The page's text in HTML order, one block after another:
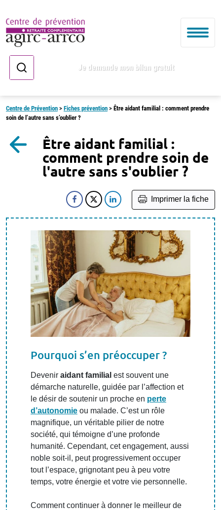
Je demande mon bilan gratuit
Centre de Prévention > Fiches prévention > Être aidant familial : comment prendre
soin de l’autre sans s’oublier ?
Être aidant familial :
comment prendre soin de
l'autre sans s'oublier ?
Imprimer la fiche
Pourquoi s’en préoccuper ?
Devenir aidant familial est souvent une
démarche naturelle, guidée par l’affection et
le désir de soutenir un proche en perte
d’autonomie ou malade. C’est un rôle
magnifique, un véritable pilier de notre
société, qui témoigne d’une profonde
humanité. Cependant, cet engagement, aussi
noble soit-il, peut progressivement occuper
tout l’espace, grignotant peu à peu votre
temps, votre énergie et votre vie personnelle.
Comment continuer à donner le meilleur de